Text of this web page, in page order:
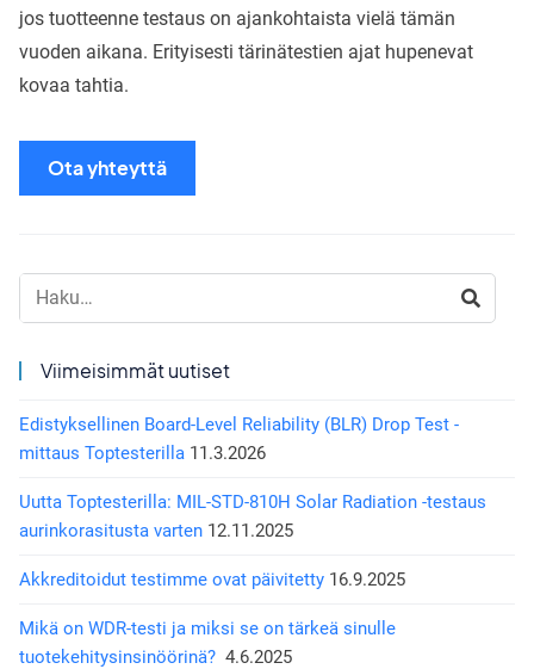
jos tuotteenne testaus on ajankohtaista vielä tämän
vuoden aikana. Erityisesti tärinätestien ajat hupenevat
kovaa tahtia.
Ota yhteyttä
Haku:
Viimeisimmät uutiset
Edistyksellinen Board-Level Reliability (BLR) Drop Test -
mittaus Toptesterilla 11.3.2026
Uutta Toptesterilla: MIL-STD-810H Solar Radiation -testaus
aurinkorasitusta varten 12.11.2025
Akkreditoidut testimme ovat päivitetty 16.9.2025
Mikä on WDR-testi ja miksi se on tärkeä sinulle
tuotekehitysinsinöörinä? 4.6.2025